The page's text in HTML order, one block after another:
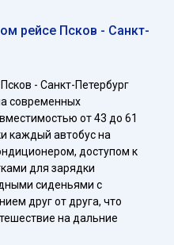
рейсе Псков - Санкт-
- Санкт-Петербург
современных
от 43 до 61
каждый автобус на
доступом к
для зарядки
сиденьями с
друг от друга, что
на дальние